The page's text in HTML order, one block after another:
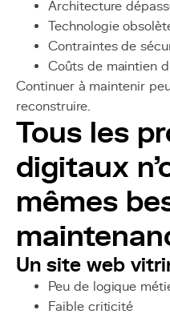
Architecture
Technologie
Contraintes de
Coûts de maintien
Continuer à maintenir
reconstruire.
Tous les
digitaux
mêmes
Un site web
Peu de logique
Faible criticité